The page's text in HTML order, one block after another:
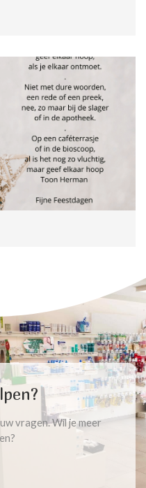
vragen. Wil je meer